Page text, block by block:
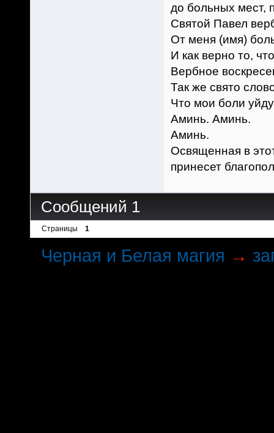
до больных мест,
Святой Павел
От меня (имя)
И как верно то,
Вербное
Так же свято
Что мои боли
Аминь. Аминь.
Аминь.
Освященная в
принесет
Сообщений 1
Страницы 1
Черная и Белая магия →